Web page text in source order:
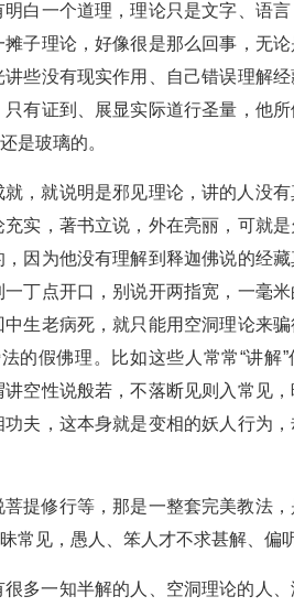
白一个道理，理论只是文字、语
子理论，好像很是那么回事，无
些没有现实作用、自己错误理解经
有证到、展显实际道行圣量，他所
是玻璃的。
，就说明是邪见理论，讲的人没
实，著书立说，外在亮丽，可就
因为他没有理解到释迦佛说的经
丁点开口，别说开两指宽，一毫
生老病死，就只能用空洞理论来
的假佛理。比如这些人常常“讲解
空性说般若，不落断见则入常见，
夫，这本身就是变相的妖人行为
提修行等，那是一整套完美教法
常见，愚人、笨人才不求甚解、偏
多一知半解的人、空洞理论的人